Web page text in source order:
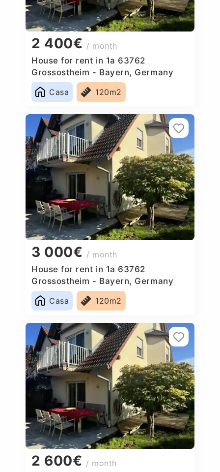
2 400€ / month
House for rent in 1a 63762
Grossostheim - Bayern, Germany
Casa
120m2
3 000€ / month
House for rent in 1a 63762
Grossostheim - Bayern, Germany
Casa
120m2
2 600€ / month